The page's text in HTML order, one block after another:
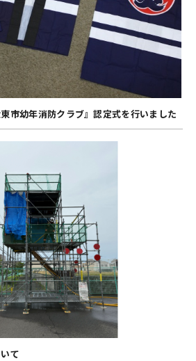
市幼年消防クラブ』認定式を行いました
て